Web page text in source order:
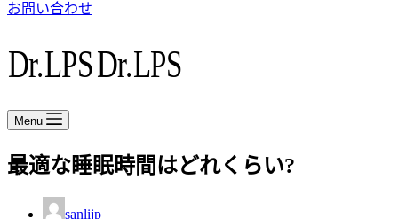
お問い合わせ
Menu
最適な睡眠時間はどれくらい?
sanlijp